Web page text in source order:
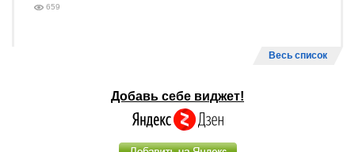
659
Весь список
Добавь себе виджет!